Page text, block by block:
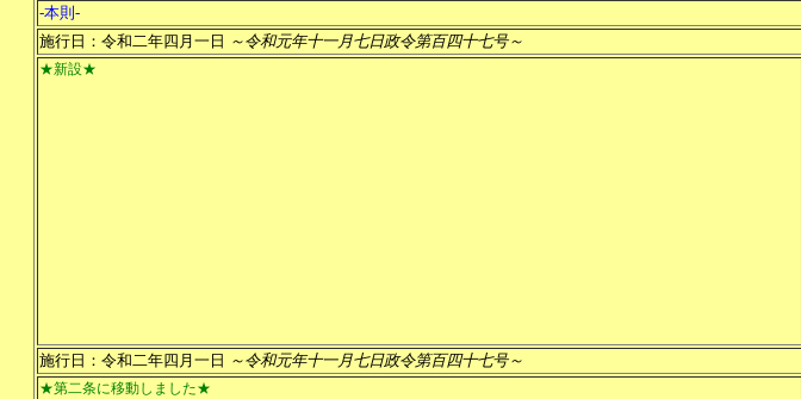
-本則-
施行日：令和二年四月一日 ～令和元年十一月七日政令第百四十七号～
★新設★
施行日：令和二年四月一日 ～令和元年十一月七日政令第百四十七号～
★第二条に移動しました★